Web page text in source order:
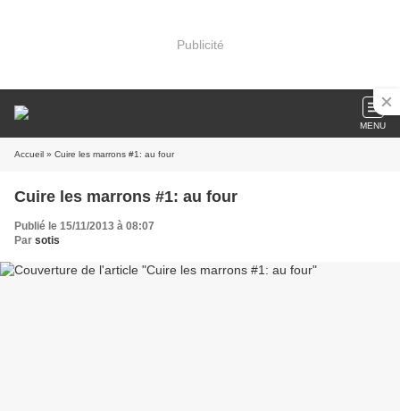
Publicité
MENU
Accueil » Cuire les marrons #1: au four
Cuire les marrons #1: au four
Publié le 15/11/2013 à 08:07
Par sotis